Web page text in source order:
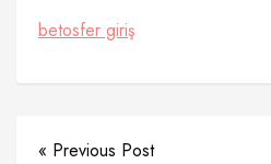
betosfer giriş
« Previous Post